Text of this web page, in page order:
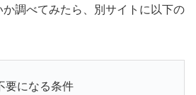
か調べてみたら、別サイトに以下の
要になる条件